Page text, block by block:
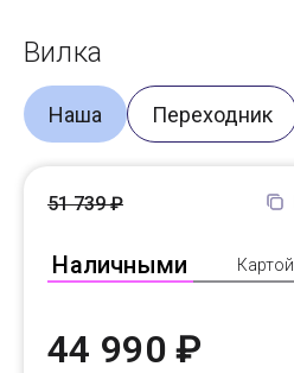
Вилка
Наша Переходник
Наличными Картой
51 739 ₽
44 990 ₽